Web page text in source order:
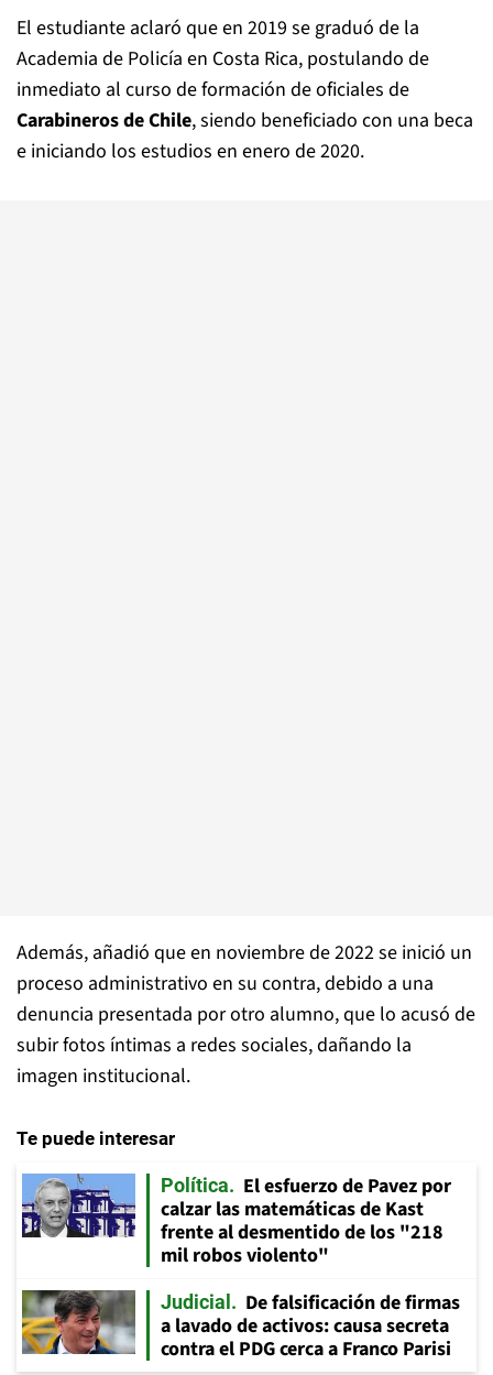
El estudiante aclaró que en 2019 se graduó de la
Academia de Policía en Costa Rica, postulando de
inmediato al curso de formación de oficiales de
Carabineros de Chile, siendo beneficiado con una beca
e iniciando los estudios en enero de 2020.
Además, añadió que en noviembre de 2022 se inició un
proceso administrativo en su contra, debido a una
denuncia presentada por otro alumno, que lo acusó de
subir fotos íntimas a redes sociales, dañando la
imagen institucional.
Te puede interesar
Política
El esfuerzo de Pavez por
calzar las matemáticas de Kast
frente al desmentido de los "218
mil robos violento"
Judicial
De falsificación de firmas
a lavado de activos: causa secreta
contra el PDG cerca a Franco Parisi